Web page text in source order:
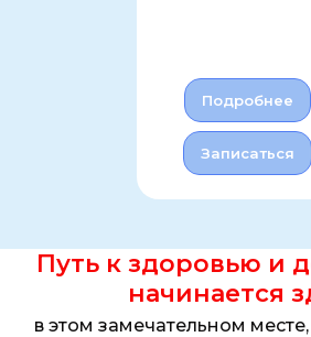
Подробнее
Записаться
Путь к здоровью и
начинается
в этом замечательном